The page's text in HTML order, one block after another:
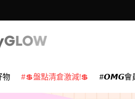
物 💲盤點清倉激減!💲 𝙊𝙈𝙂會